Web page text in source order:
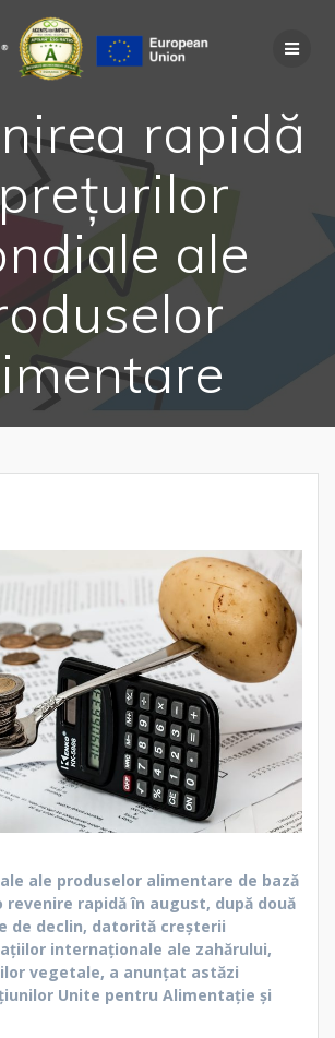
to
content
rapidă
ale
ale produselor alimentare de bază
rapidă în august, după două
de declin, datorită creșterii
internaționale ale zahărului,
vegetale, a anunțat astăzi
Unite pentru Alimentație și